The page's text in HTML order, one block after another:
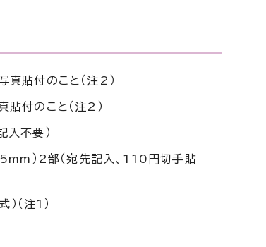
真貼付のこと（注2）
貼付のこと（注2）
不要）
）2部（宛先記入、110円切手貼
（注1）